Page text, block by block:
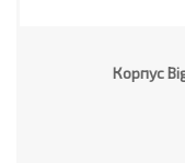
Корпус